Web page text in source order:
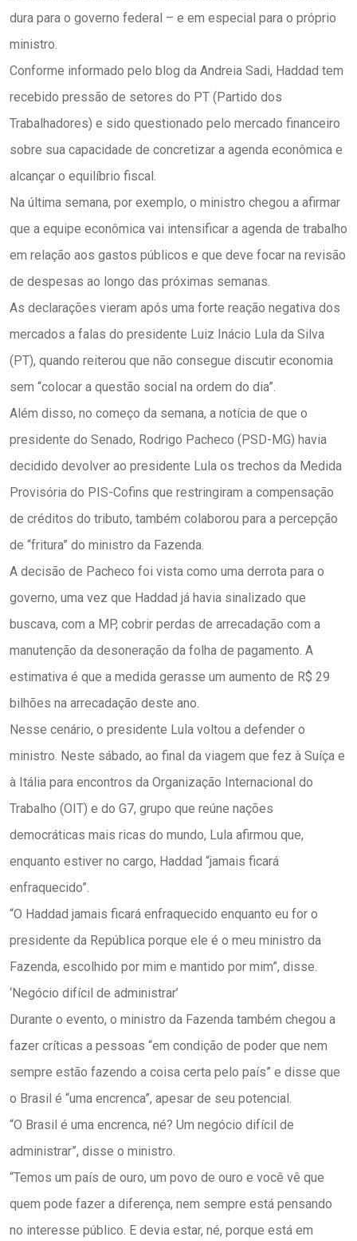
dura para o governo federal – e em especial para o próprio
ministro.
Conforme informado pelo blog da Andreia Sadi, Haddad tem
recebido pressão de setores do PT (Partido dos
Trabalhadores) e sido questionado pelo mercado financeiro
sobre sua capacidade de concretizar a agenda econômica e
alcançar o equilíbrio fiscal.
Na última semana, por exemplo, o ministro chegou a afirmar
que a equipe econômica vai intensificar a agenda de trabalho
em relação aos gastos públicos e que deve focar na revisão
de despesas ao longo das próximas semanas.
As declarações vieram após uma forte reação negativa dos
mercados a falas do presidente Luiz Inácio Lula da Silva
(PT), quando reiterou que não consegue discutir economia
sem “colocar a questão social na ordem do dia”.
Além disso, no começo da semana, a notícia de que o
presidente do Senado, Rodrigo Pacheco (PSD-MG) havia
decidido devolver ao presidente Lula os trechos da Medida
Provisória do PIS-Cofins que restringiram a compensação
de créditos do tributo, também colaborou para a percepção
de “fritura” do ministro da Fazenda.
A decisão de Pacheco foi vista como uma derrota para o
governo, uma vez que Haddad já havia sinalizado que
buscava, com a MP, cobrir perdas de arrecadação com a
manutenção da desoneração da folha de pagamento. A
estimativa é que a medida gerasse um aumento de R$ 29
bilhões na arrecadação deste ano.
Nesse cenário, o presidente Lula voltou a defender o
ministro. Neste sábado, ao final da viagem que fez à Suíça e
à Itália para encontros da Organização Internacional do
Trabalho (OIT) e do G7, grupo que reúne nações
democráticas mais ricas do mundo, Lula afirmou que,
enquanto estiver no cargo, Haddad “jamais ficará
enfraquecido”.
“O Haddad jamais ficará enfraquecido enquanto eu for o
presidente da República porque ele é o meu ministro da
Fazenda, escolhido por mim e mantido por mim”, disse.
‘Negócio difícil de administrar’
Durante o evento, o ministro da Fazenda também chegou a
fazer críticas a pessoas “em condição de poder que nem
sempre estão fazendo a coisa certa pelo país” e disse que
o Brasil é “uma encrenca”, apesar de seu potencial.
“O Brasil é uma encrenca, né? Um negócio difícil de
administrar”, disse o ministro.
“Temos um país de ouro, um povo de ouro e você vê que
quem pode fazer a diferença, nem sempre está pensando
no interesse público. E devia estar, né, porque está em